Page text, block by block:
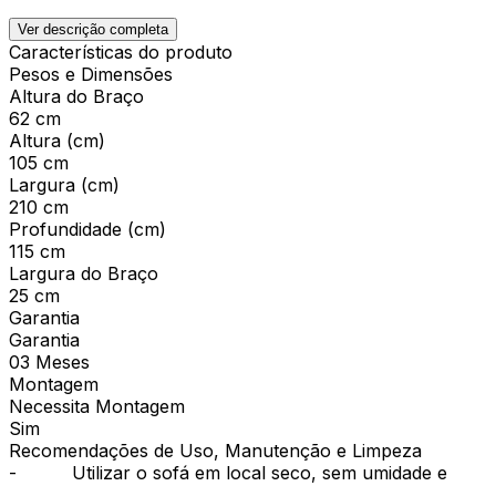
Ver descrição completa
Características do produto
Pesos e Dimensões
Altura do Braço
62 cm
Altura (cm)
105 cm
Largura (cm)
210 cm
Profundidade (cm)
115 cm
Largura do Braço
25 cm
Garantia
Garantia
03 Meses
Montagem
Necessita Montagem
Sim
Recomendações de Uso, Manutenção e Limpeza
- Utilizar o sofá em local seco, sem umidade e